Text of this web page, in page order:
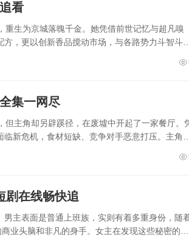
看
重生为京城落魄千金。她凭借前世记忆与超凡嗅
，更以创新香品搅动市场，与各路势力斗智斗
集一网尽
但主角却另辟蹊径，在废墟中开起了一家餐厅。
新危机，食材短缺、竞争对手恶意打压。主角带
剧在线畅快追
主表面是普通上班族，实则有着多重身份，随
业头脑和非凡的身手。女主在发现这些秘密的过